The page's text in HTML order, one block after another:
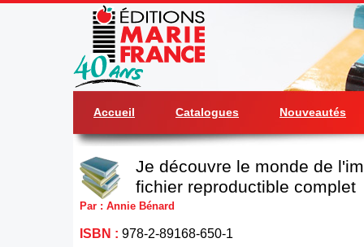
Accueil Catalogues Nouveautés
Je découvre le monde de
fichier reproductible complet
Par : Annie Bénard
ISBN : 978-2-89168-650-1